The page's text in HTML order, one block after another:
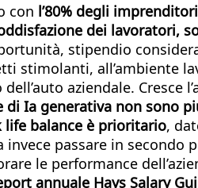
con l’80% degli
dei lavoratori,
stipendio
stimolanti, all’ambiente
aziendale.
di Ia generativa non sono
life balance è prioritario,
invece passare in
le performance
annuale Hays Salary